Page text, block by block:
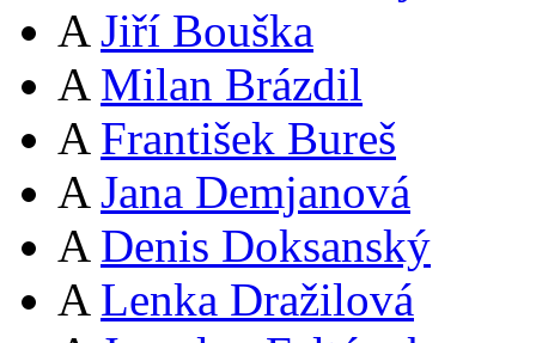
A Jiří Bouška
A Milan Brázdil
A František Bureš
A Jana Demjanová
A Denis Doksanský
A Lenka Dražilová